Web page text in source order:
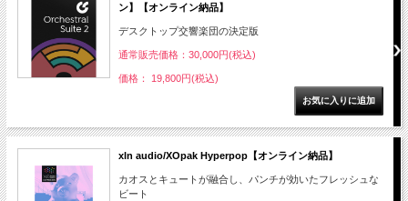
ン】【オンライン納品】
デスクトップ交響楽団の決定版
通常販売価格：30,000円(税込)
価格： 19,800円(税込)
xln audio/XOpak Hyperpop【オンライン納品】
カオスとキュートが融合し、パンチが効いたフレッシュな
ビート